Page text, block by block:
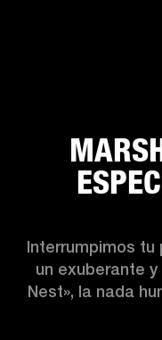
Interrumpimos
un exuberante
Nest», la nada